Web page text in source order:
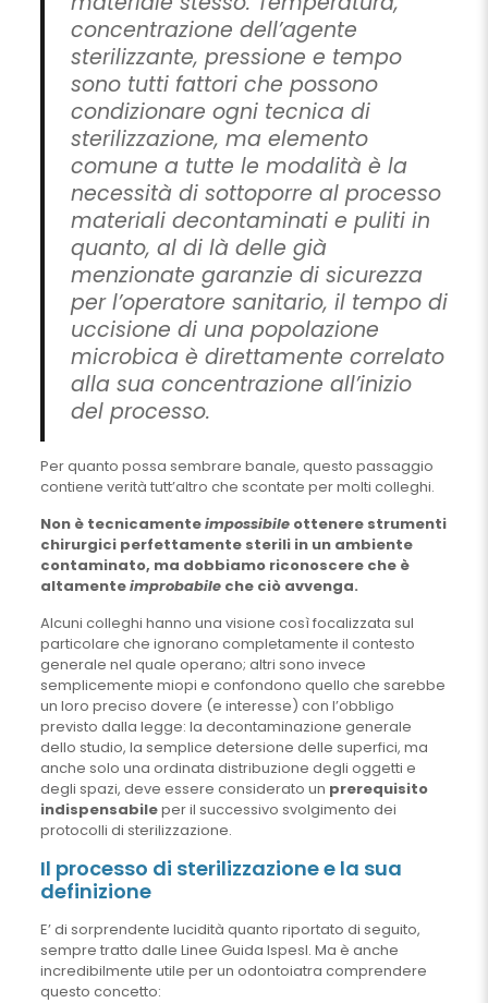
concentrazione dell’agente
sterilizzante, pressione e tempo
sono tutti fattori che possono
condizionare ogni tecnica di
sterilizzazione, ma elemento
comune a tutte le modalità è la
necessità di sottoporre al processo
materiali decontaminati e puliti in
quanto, al di là delle già
menzionate garanzie di sicurezza
per l’operatore sanitario, il tempo di
uccisione di una popolazione
microbica è direttamente correlato
alla sua concentrazione all’inizio
del processo.
Per quanto possa sembrare banale, questo passaggio
contiene verità tutt’altro che scontate per molti colleghi.
Non è tecnicamenteimpossibileottenere strumenti
chirurgici perfettamente sterili in un ambiente
contaminato, ma dobbiamo riconoscere che è
altamenteimprobabileche ciò avvenga.
Alcuni colleghi hanno una visione così focalizzata sul
particolare che ignorano completamente il contesto
generale nel quale operano; altri sono invece
semplicemente miopi e confondono quello che sarebbe
un loro preciso dovere (e interesse) con l’obbligo
previsto dalla legge: la decontaminazione generale
dello studio, la semplice detersione delle superfici, ma
anche solo una ordinata distribuzione degli oggetti e
degli spazi, deve essere considerato un prerequisito
indispensabileper il successivo svolgimento dei
protocolli di sterilizzazione.
Il processo di sterilizzazione e la sua
definizione
E’ di sorprendente lucidità quanto riportato di seguito,
sempre tratto dalle Linee Guida Ispesl. Ma è anche
incredibilmente utile per un odontoiatra comprendere
questo concetto: